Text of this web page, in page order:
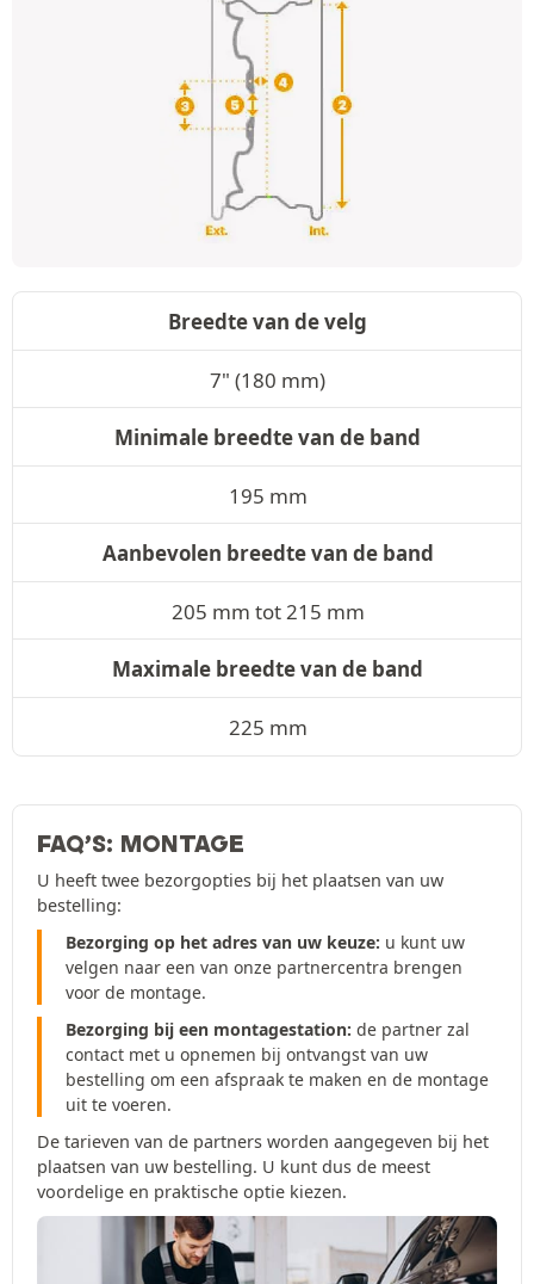
Breedte van de velg
7" (180 mm)
Minimale breedte van de band
195 mm
Aanbevolen breedte van de band
205 mm tot 215 mm
Maximale breedte van de band
225 mm
FAQ’S: MONTAGE
U heeft twee bezorgopties bij het plaatsen van uw
bestelling:
Bezorging op het adres van uw keuze: u kunt uw
velgen naar een van onze partnercentra brengen
voor de montage.
Bezorging bij een montagestation: de partner zal
contact met u opnemen bij ontvangst van uw
bestelling om een afspraak te maken en de montage
uit te voeren.
De tarieven van de partners worden aangegeven bij het
plaatsen van uw bestelling. U kunt dus de meest
voordelige en praktische optie kiezen.